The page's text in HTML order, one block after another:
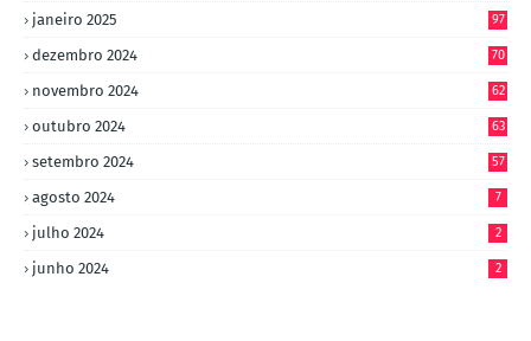
janeiro 2025 97
dezembro 2024 70
novembro 2024 62
outubro 2024 63
setembro 2024 57
agosto 2024 7
julho 2024 2
junho 2024 2